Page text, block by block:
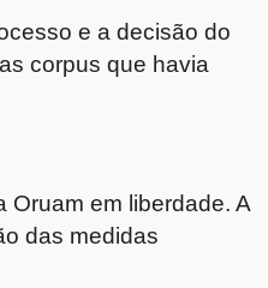
e a decisão do
corpus que havia
Oruam em liberdade. A
das medidas